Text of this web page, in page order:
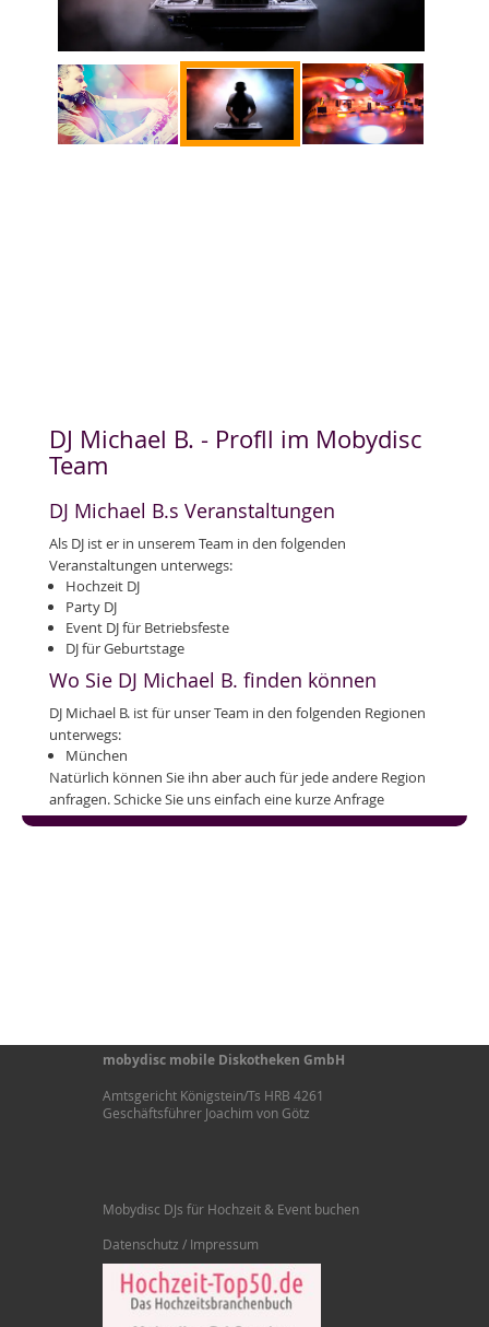
DJ Michael B. - Profll im Mobydisc
Team
DJ Michael B.s Veranstaltungen
Als DJ ist er in unserem Team in den folgenden
Veranstaltungen unterwegs:
Hochzeit DJ
Party DJ
Event DJ für Betriebsfeste
DJ für Geburtstage
Wo Sie DJ Michael B. finden können
DJ Michael B. ist für unser Team in den folgenden Regionen
unterwegs:
München
Natürlich können Sie ihn aber auch für jede andere Region
anfragen. Schicke Sie uns einfach eine kurze Anfrage
mobydisc mobile Diskotheken GmbH
Amtsgericht Königstein/Ts HRB 4261
Geschäftsführer Joachim von Götz
Mobydisc DJs für Hochzeit & Event buchen
Datenschutz / Impressum